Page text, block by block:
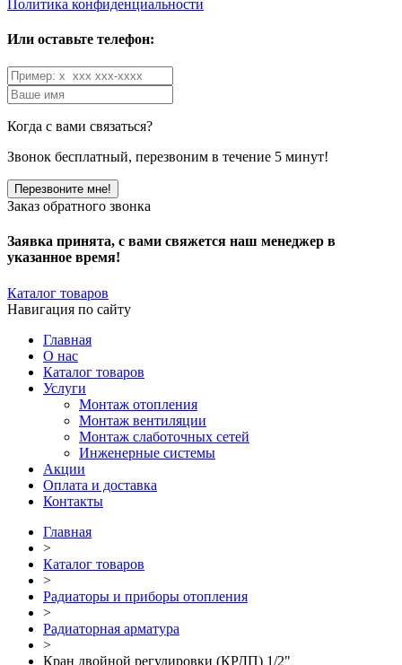
Политика конфиденциальности
Или оставьте телефон:
Когда с вами связаться?
Звонок бесплатный, перезвоним в течение 5 минут!
Заказ обратного звонка
Заявка принята, с вами свяжется наш менеджер в
указанное время!
Каталог товаров
Навигация по сайту
Главная
О нас
Каталог товаров
Услуги
Монтаж отопления
Монтаж вентиляции
Монтаж слаботочных сетей
Инженерные системы
Акции
Оплата и доставка
Контакты
Главная
>
Каталог товаров
>
Радиаторы и приборы отопления
>
Радиаторная арматура
>
Кран двойной регулировки (КРДП) 1/2"